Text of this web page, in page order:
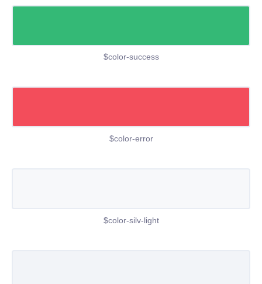
$color-success
$color-error
$color-silv-light